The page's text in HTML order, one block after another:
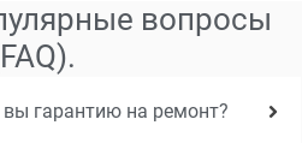
вопросы
вы гарантию на ремонт?